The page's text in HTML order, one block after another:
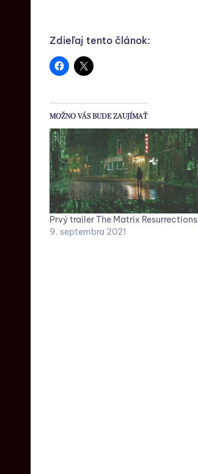
Zdieľaj tento článok:
MOŽNO VÁS BUDE ZAUJÍMAŤ
Prvý trailer The Matrix Resurrections
9. septembra 2021